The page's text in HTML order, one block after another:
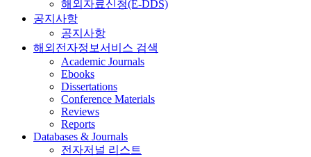
해외자료신청(E-DDS)
공지사항
공지사항
해외전자정보서비스 검색
Academic Journals
Ebooks
Dissertations
Conference Materials
Reviews
Reports
Databases & Journals
전자저널 리스트